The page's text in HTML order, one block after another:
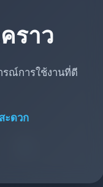
ราว
รณ์การใช้งานที่ดี
ะดวก